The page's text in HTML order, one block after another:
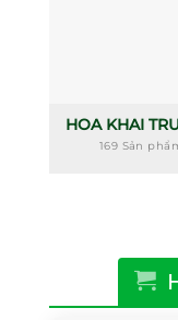
HOA KHAI
169 Sản